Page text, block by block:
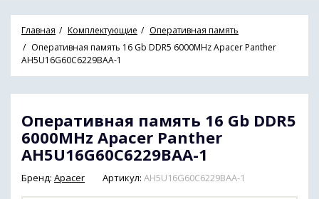
Главная Комплектующие
Оперативная память
Оперативная память 16 Gb DDR5 6000MHz Apacer Panther
AH5U16G60C6229BAA-1
Оперативная память 16 Gb DDR5
6000MHz Apacer Panther
AH5U16G60C6229BAA-1
Бренд: Apacer Артикул: AH5U16G60C6229BAA-1